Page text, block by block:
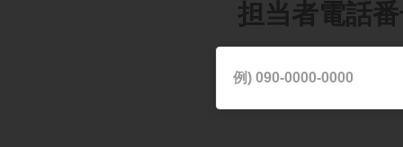
担当者電話